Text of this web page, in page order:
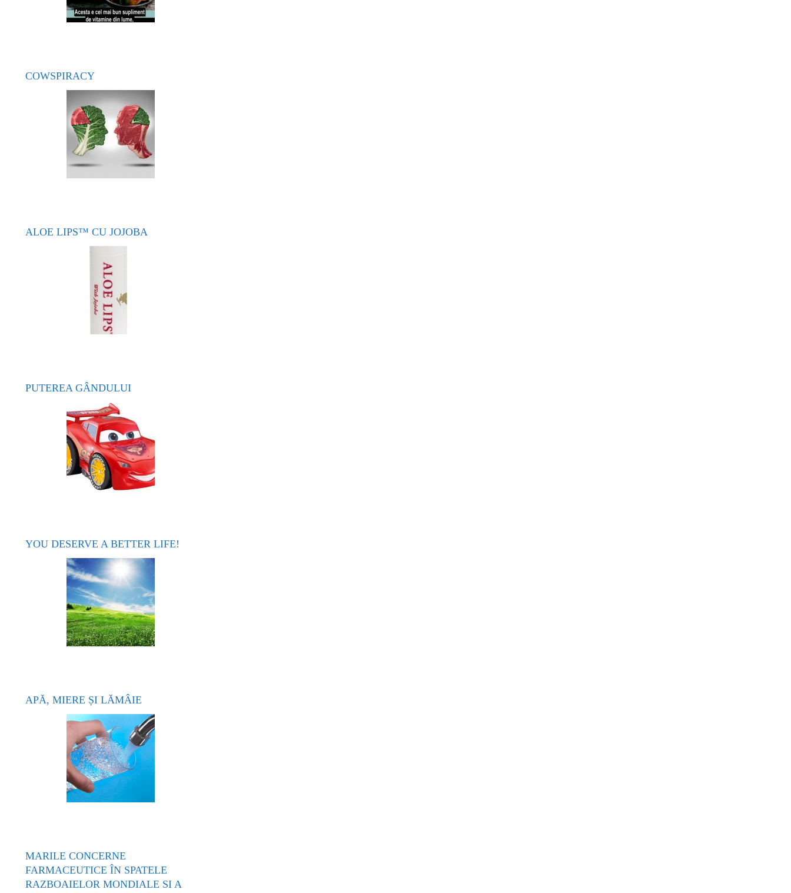
COWSPIRACY
ALOE LIPS™ CU JOJOBA
PUTEREA GÂNDULUI
YOU DESERVE A BETTER LIFE!
APĂ, MIERE ȘI LĂMÂIE
MARILE CONCERNE
FARMACEUTICE ÎN SPATELE
RAZBOAIELOR MONDIALE SI A